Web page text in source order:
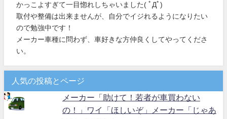
かっこよすぎて一目惚れしちゃいました( ﾟДﾟ)
取付や整備は出来ませんが、自分でイジれるようになりたい
ので勉強中です！
メーカー車種に問わず、車好きな方仲良くしてやってくださ
い。
人気の投稿とページ
メーカー「助けて！若者が車買わない
の！」ワイ「ほしいぞ」メーカー「じゃあ